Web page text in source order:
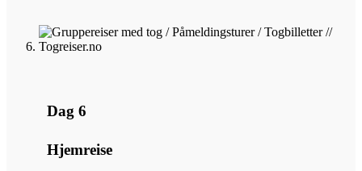
Dag 6
Hjemreise